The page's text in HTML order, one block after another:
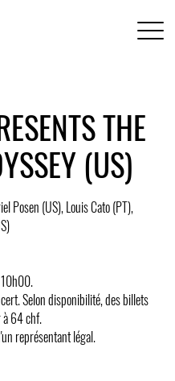
THE
(US)
Posen (US), Louis Cato (PT),
Selon disponibilité, des billets
à 64 chf.
représentant légal.